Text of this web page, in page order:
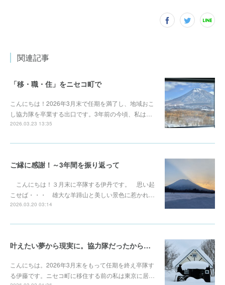
関連記事
「移・職・住」をニセコ町で
こんにちは！2026年3月末で任期を満了し、地域おこ
し協力隊を卒業する出口です。3年前の今頃、私は…
2026.03.23 13:35
ご縁に感謝！～3年間を振り返って
こんにちは！３月末に卒隊する伊丹です。 思い起
こせば・・・ 雄大な羊蹄山と美しい景色に惹かれ…
2026.03.20 03:14
叶えたい夢から現実に。協力隊だったから根を張ることが出来た。
こんにちは。2026年3月末をもって任期を終え卒隊す
る伊藤です。ニセコ町に移住する前の私は東京に居…